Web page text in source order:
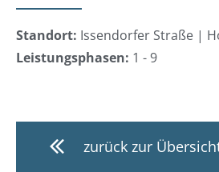
Standort: Issendorfer Straße |
Leistungsphasen: 1 - 9
zurück zur